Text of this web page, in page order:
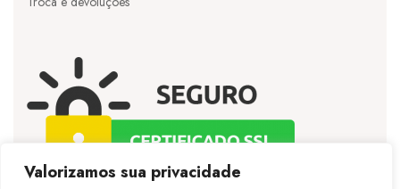
Valorizamos sua privacidade